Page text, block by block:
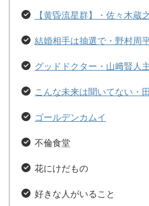
【黄昏流星群】・佐々木蔵
結婚相手は抽選で・野村周
グッドドクター・山﨑賢人
こんな未来は聞いてない・
ゴールデンカムイ
不倫食堂
花にけだもの
好きな人がいること